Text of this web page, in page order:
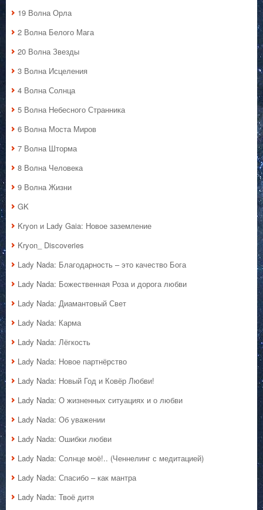
19 Волна Орла
2 Волна Белого Мага
20 Волна Звезды
3 Волна Исцеления
4 Волна Солнца
5 Волна Небесного Странника
6 Волна Моста Миров
7 Волна Шторма
8 Волна Человека
9 Волна Жизни
GK
Kryon и Lady Gaia: Новое заземление
Kryon_ Discoveries
Lady Nada: Благодарность – это качество Бога
Lady Nada: Божественная Роза и дорога любви
Lady Nada: Диамантовый Свет
Lady Nada: Карма
Lady Nada: Лёгкость
Lady Nada: Новое партнёрство
Lady Nada: Новый Год и Ковёр Любви!
Lady Nada: О жизненных ситуациях и о любви
Lady Nada: Об уважении
Lady Nada: Ошибки любви
Lady Nada: Солнце моё!.. (Ченнелинг с медитацией)
Lady Nada: Спасибо – как мантра
Lady Nada: Твоё дитя